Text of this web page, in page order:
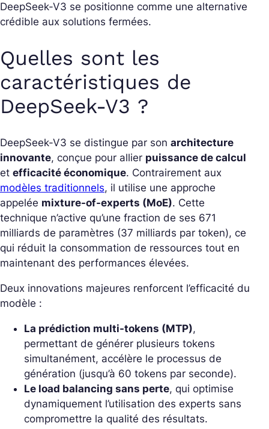
DeepSeek-V3 se positionne comme une alternative
crédible aux solutions fermées.
Quelles sont les
caractéristiques de
DeepSeek-V3 ?
DeepSeek-V3 se distingue par son architecture
innovante, conçue pour allier puissance de calcul
et efficacité économique. Contrairement aux
modèles traditionnels, il utilise une approche
appelée mixture-of-experts (MoE). Cette
technique n’active qu’une fraction de ses 671
milliards de paramètres (37 milliards par token), ce
qui réduit la consommation de ressources tout en
maintenant des performances élevées.
Deux innovations majeures renforcent l’efficacité du
modèle :
La prédiction multi-tokens (MTP),
permettant de générer plusieurs tokens
simultanément, accélère le processus de
génération (jusqu’à 60 tokens par seconde).
Le load balancing sans perte, qui optimise
dynamiquement l’utilisation des experts sans
compromettre la qualité des résultats.